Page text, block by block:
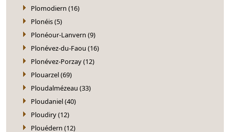
Plomodiern (16)
Plonéis (5)
Plonéour-Lanvern (9)
Plonévez-du-Faou (16)
Plonévez-Porzay (12)
Plouarzel (69)
Ploudalmézeau (33)
Ploudaniel (40)
Ploudiry (12)
Plouédern (12)